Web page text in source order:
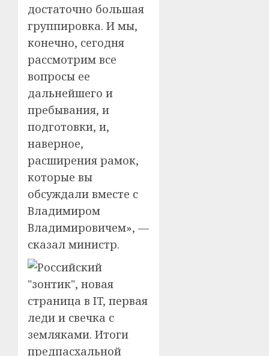
достаточно большая
группировка. И мы,
конечно, сегодня
рассмотрим все
вопросы ее
дальнейшего и
пребывания, и
подготовки, и,
наверное,
расширения рамок,
которые вы
обсуждали вместе с
Владимиром
Владимировичем», —
сказал министр.